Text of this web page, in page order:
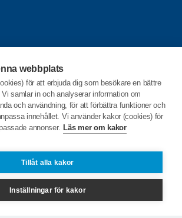
webbplats
för att erbjuda dig som besökare en bättre
samlar in och analyserar information om
och användning, för att förbättra funktioner och
innehållet. Vi använder kakor (cookies) för
annonser. Läs mer om kakor
Tillåt alla kakor
Inställningar för kakor